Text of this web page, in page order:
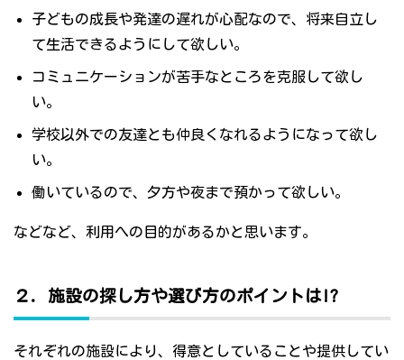
子どもの成長や発達の遅れが心配なので、将来自立し
て生活できるようにして欲しい。
コミュニケーションが苦手なところを克服して欲し
い。
学校以外での友達とも仲良くなれるようになって欲し
い。
働いているので、夕方や夜まで預かって欲しい。
などなど、利用への目的があるかと思います。
２．施設の探し方や選び方のポイントは!?
それぞれの施設により、得意としていることや提供してい